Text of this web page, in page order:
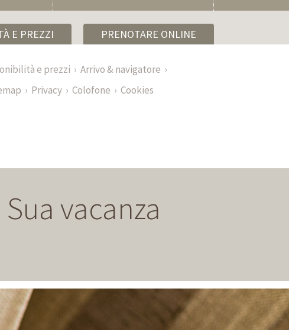
PRENOTARE ONLINE
E PREZZI
e prezzi
Arrivo & navigatore
Privacy Colofone Cookies
vacanza